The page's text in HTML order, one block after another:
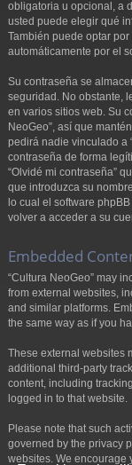
obligatoria u opcional, a
usted puede elegir qué
También puede optar
automáticamente por el
Su contraseña se
seguridad. No obstante,
en varios sitios web. Su
NeoGeo”, así que
pedirá nadie vinculado a
contraseña de forma
“Olvidé mi contraseña”
que introduzca su
lo cual el software
volver a acceder a su
Embedded
“Cultura NeoGeo” may
from external websites,
and similar platforms.
the same way as if you
These external websites
additional third-party
content, including
logged in to that website.
Please note that such
governed by the privacy
websites. We encourage